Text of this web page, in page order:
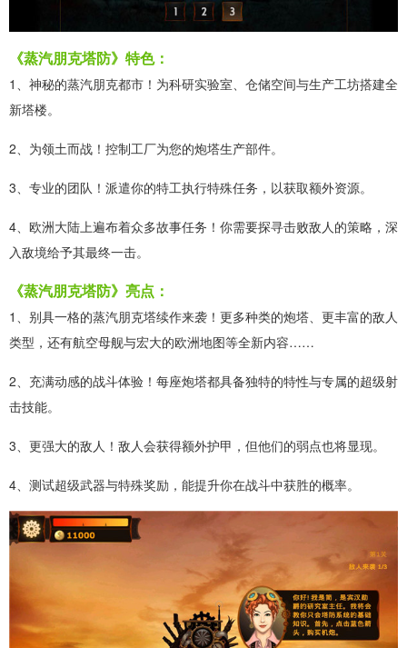
《蒸汽朋克塔防》特色：
1、神秘的蒸汽朋克都市！为科研实验室、仓储空间与生产工坊搭建全
新塔楼。
2、为领土而战！控制工厂为您的炮塔生产部件。
3、专业的团队！派遣你的特工执行特殊任务，以获取额外资源。
4、欧洲大陆上遍布着众多故事任务！你需要探寻击败敌人的策略，深
入敌境给予其最终一击。
《蒸汽朋克塔防》亮点：
1、别具一格的蒸汽朋克塔续作来袭！更多种类的炮塔、更丰富的敌人
类型，还有航空母舰与宏大的欧洲地图等全新内容……
2、充满动感的战斗体验！每座炮塔都具备独特的特性与专属的超级射
击技能。
3、更强大的敌人！敌人会获得额外护甲，但他们的弱点也将显现。
4、测试超级武器与特殊奖励，能提升你在战斗中获胜的概率。